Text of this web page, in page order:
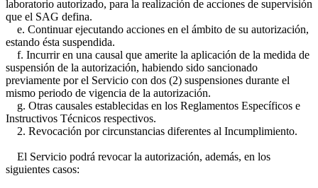
laboratorio autorizado, para la realización de acciones de supervisión
que el SAG defina.
e. Continuar ejecutando acciones en el ámbito de su autorización,
estando ésta suspendida.
f. Incurrir en una causal que amerite la aplicación de la medida de
suspensión de la autorización, habiendo sido sancionado
previamente por el Servicio con dos (2) suspensiones durante el
mismo periodo de vigencia de la autorización.
g. Otras causales establecidas en los Reglamentos Específicos e
Instructivos Técnicos respectivos.
2. Revocación por circunstancias diferentes al Incumplimiento.
El Servicio podrá revocar la autorización, además, en los
siguientes casos: